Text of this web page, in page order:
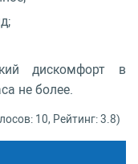
дискомфорт в
не более.
10, Рейтинг: 3.8)